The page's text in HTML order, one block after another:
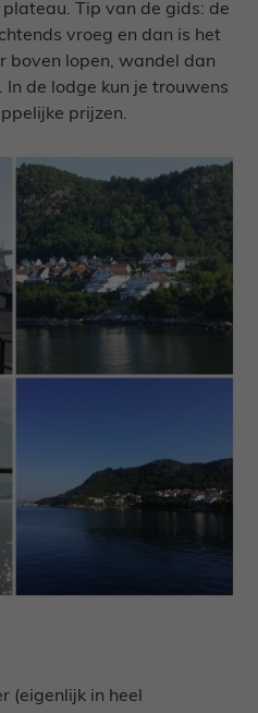
Tip van de gids: de
vroeg en dan is het
boven lopen, wandel dan
de lodge kun je trouwens
prijzen.
(eigenlijk in heel